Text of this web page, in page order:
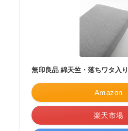
無印良品 綿天竺・落ちワタ入
Amazon
楽天市場